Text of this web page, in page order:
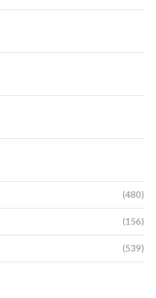
(480)
(156)
(539)